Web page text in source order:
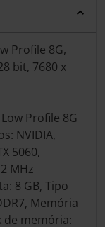
Profile 8G,
bit, 7680 x
Low Profile 8G
NVIDIA,
5060,
MHz
8 GB, Tipo
Memória
de memória: